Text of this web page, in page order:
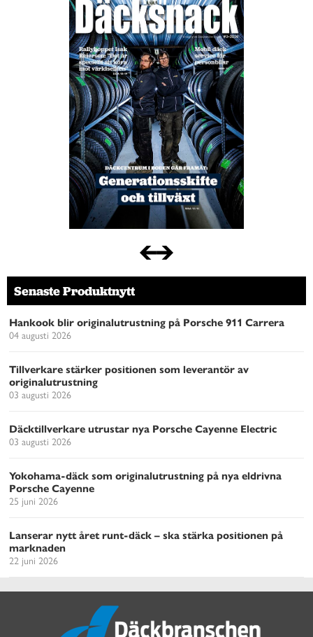
Senaste Produktnytt
Hankook blir originalutrustning på Porsche 911 Carrera
04 augusti 2026
Tillverkare stärker positionen som leverantör av
originalutrustning
03 augusti 2026
Däcktillverkare utrustar nya Porsche Cayenne Electric
03 augusti 2026
Yokohama-däck som originalutrustning på nya eldrivna
Porsche Cayenne
25 juni 2026
Lanserar nytt året runt-däck – ska stärka positionen på
marknaden
22 juni 2026